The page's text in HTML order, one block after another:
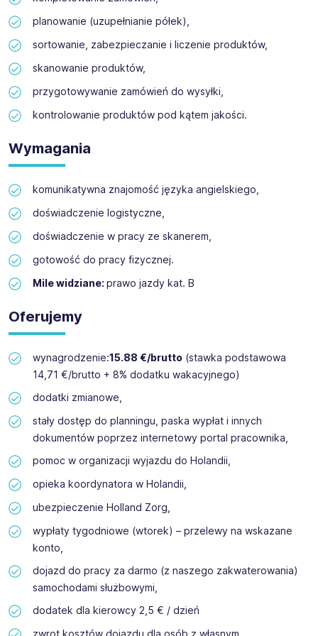
Współpracujemy z ponad setką firm zarówno z branży
do pracy w Holandii zarówno specjalistów, pracowników
byś był osobą energiczną, dobrze zorganizowaną, a
także podchodzącą do swojej pracy z pełnym
Jesteśmy legalną agencją pośrednictwa pracy,
również perfum. Posiada 23 lokacje w Holandii, Belgii,
Wielkiej Brytanii i Stanach Zjednoczonych. Praca dla
profesjonalnym zespole, składającym się z fachowych i
planowanie (uzupełnianie półek),
sortowanie, zabezpieczanie i liczenie produktów,
skanowanie produktów,
przygotowywanie zamówień do wysyłki,
kontrolowanie produktów pod kątem jakości.
Wymagania
komunikatywna znajomość języka angielskiego,
doświadczenie logistyczne,
doświadczenie w pracy ze skanerem,
gotowość do pracy fizycznej.
Mile widziane: prawo jazdy kat. B
Oferujemy
wynagrodzenie:15.88 €/brutto(stawka podstawowa
14,71 €/brutto + 8% dodatku wakacyjnego)
dodatki zmianowe,
stały dostęp do planningu, paska wypłat i innych
dokumentów poprzez internetowy portal pracownika,
pomoc w organizacji wyjazdu do Holandii,
opieka koordynatora w Holandii,
ubezpieczenie Holland Zorg,
wypłaty tygodniowe (wtorek) – przelewy na wskazane
konto,
dojazd do pracy za darmo (z naszego zakwaterowania)
samochodami służbowymi,
dodatek dla kierowcy 2,5 € / dzień
zwrot kosztów dojazdu dla osób z własnym